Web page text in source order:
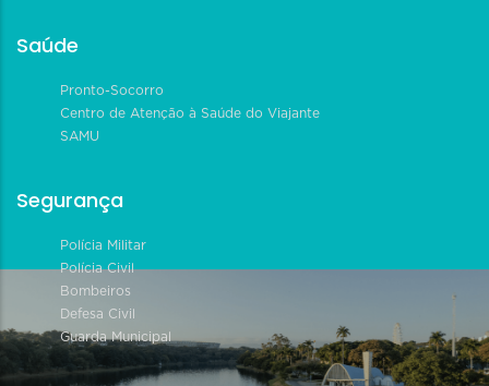
Saúde
Pronto-Socorro
Centro de Atenção à Saúde do Viajante
SAMU
Segurança
Polícia Militar
Polícia Civil
Bombeiros
Defesa Civil
Guarda Municipal